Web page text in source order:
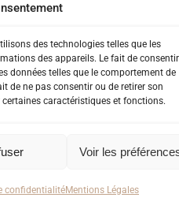
des technologies telles que les
des appareils. Le fait de
données telles que le comportement de
de ne pas consentir ou de retirer son
caractéristiques et fonctions.
Voir les
confidentialitéMentions Légales